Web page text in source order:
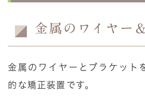
金属のワイヤー
金属のワイヤーとブラケット
的な矯正装置です。